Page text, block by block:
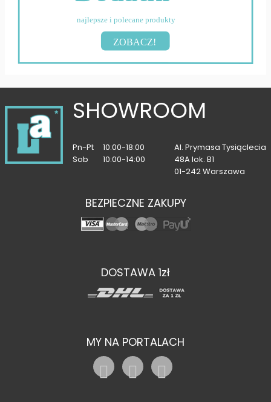
najlepsze i polecane produkty
ZOBACZ!
SHOWROOM
Pn-Pt
10:00-18:00
Sob
10:00-14:00
Al. Prymasa Tysiąclecia
48A lok. B1
01-242 Warszawa
BEZPIECZNE ZAKUPY
DOSTAWA 1zł
MY NA PORTALACH